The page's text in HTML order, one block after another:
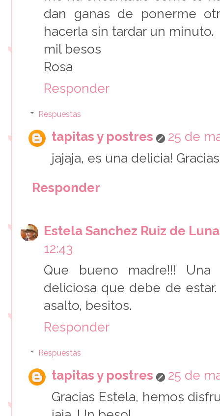
dan ganas de ponerme
hacerla sin tardar un minuto.
mil besos
Rosa
Responder
Respuestas
tapitas y postres
25 de
jajaja, es una delicia!
Responder
Estela Sanchez Ruiz de Luna
12:43
Que bueno madre!!!
deliciosa que debe de
asalto, besitos.
Responder
Respuestas
tapitas y postres
25 de
Gracias Estela, hemos